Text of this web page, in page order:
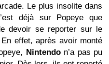
Le plus insolite dans
déjà sur Popeye que
devoir se reporter sur le
effet, après avoir monté
Nintendon’a pas pu